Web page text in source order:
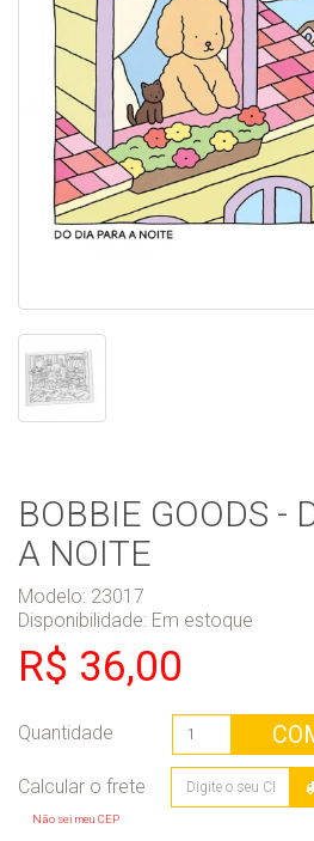
BOBBIE GOODS -
A NOITE
Modelo: 23017
Disponibilidade: Em estoque
R$ 36,00
Quantidade
Não sei meu CEP